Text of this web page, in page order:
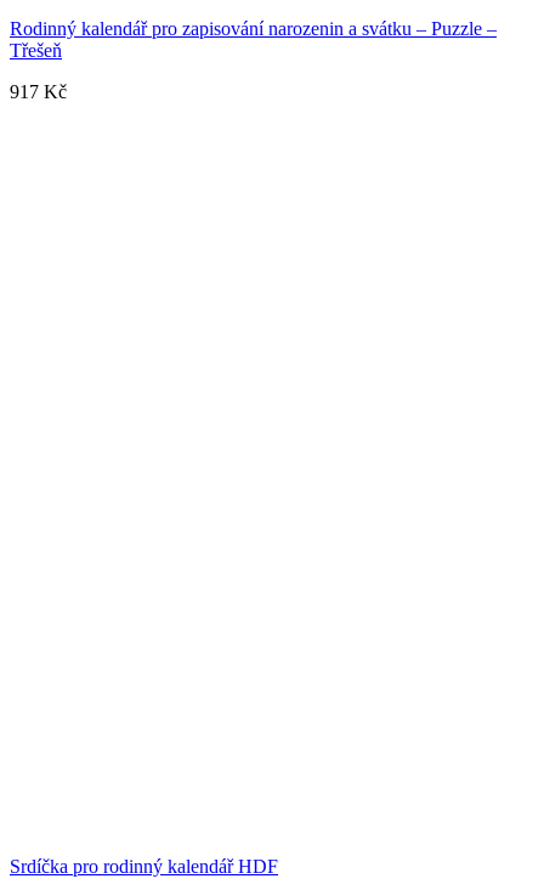
Rodinný kalendář pro zapisování narozenin a svátku – Puzzle –
Třešeň
917 Kč
Srdíčka pro rodinný kalendář HDF